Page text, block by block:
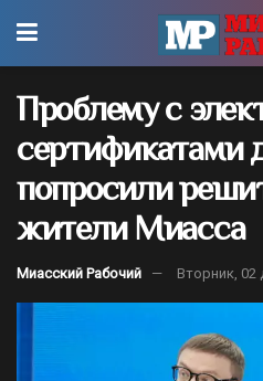
Проблему с
сертификатами
попросили
жители Миасса
Миасский Рабочий Вторник, 02